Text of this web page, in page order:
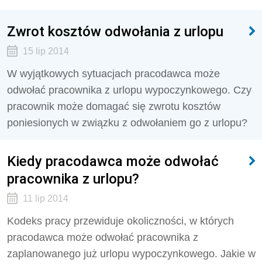
Zwrot kosztów odwołania z urlopu
15 lip 2014
W wyjątkowych sytuacjach pracodawca może
odwołać pracownika z urlopu wypoczynkowego. Czy
pracownik może domagać się zwrotu kosztów
poniesionych w związku z odwołaniem go z urlopu?
Kiedy pracodawca może odwołać
pracownika z urlopu?
11 lip 2014
Kodeks pracy przewiduje okoliczności, w których
pracodawca może odwołać pracownika z
zaplanowanego już urlopu wypoczynkowego. Jakie w